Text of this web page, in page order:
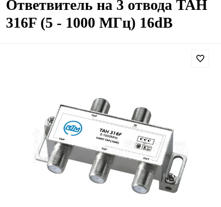
Ответвитель на 3 отвода TAH
316F (5 - 1000 МГц) 16dB